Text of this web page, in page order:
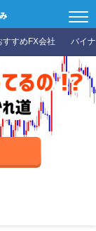
すすめFX会社 バイ